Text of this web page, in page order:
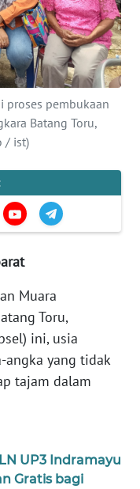
proses pembukaan
Batang Toru,
/ ist)
Muara
Toru,
ini, usia
angka yang tidak
tajam dalam
UP3 Indramayu
Gratis bagi